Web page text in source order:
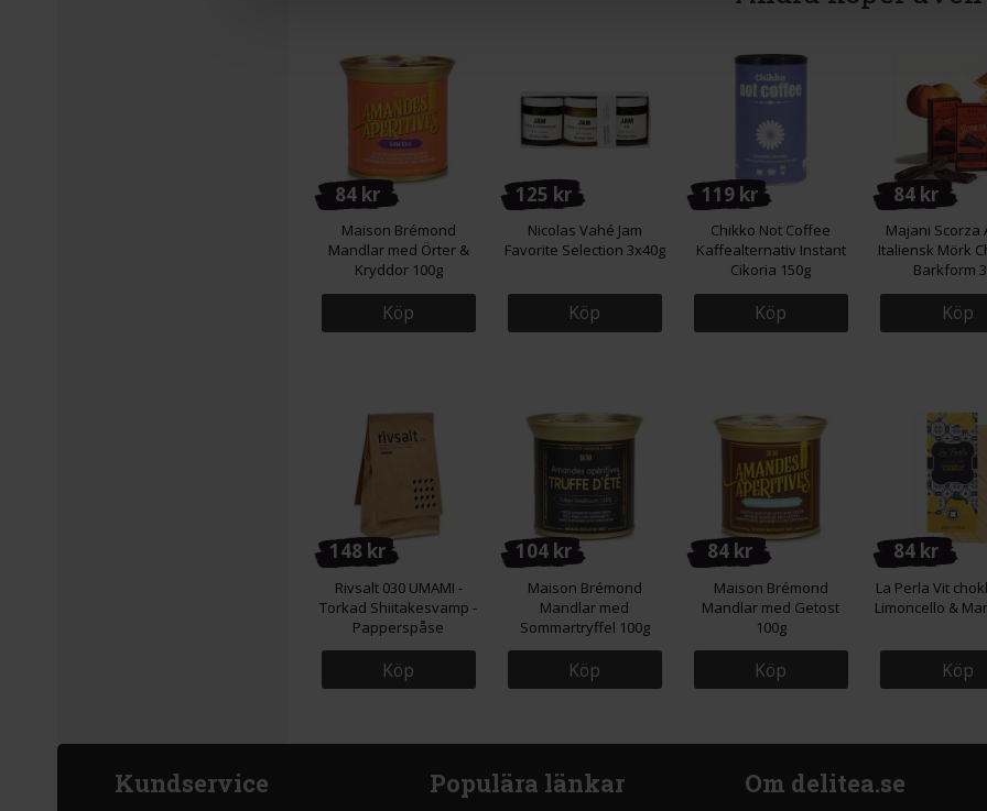
84 kr
Maison Brémond
Mandlar med Örter &
Kryddor 100g
Köp
125 kr
Nicolas Vahé Jam
Favorite Selection 3x40g
Köp
119 kr
Chikko Not Coffee
Kaffealternativ Instant
Cikoria 150g
Köp
84 kr
Majani Scorza
Italiensk Mörk
Barkform
Köp
148 kr
Rivsalt 030 UMAMI -
Torkad Shiitakesvamp -
Papperspåse
Köp
104 kr
Maison Brémond
Mandlar med
Sommartryffel 100g
Köp
84 kr
Maison Brémond
Mandlar med Getost
100g
Köp
84 kr
La Perla Vit
Limoncello &
Köp
Kundservice Populära länkar Om delitea.se